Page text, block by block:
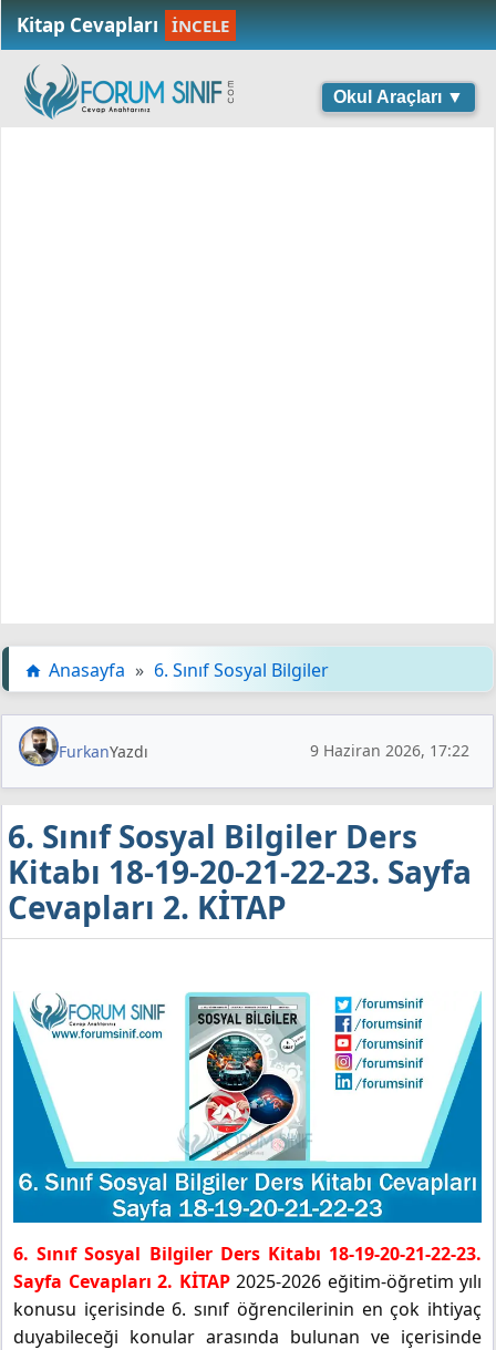
Kitap Cevapları İNCELE
Okul Araçları ▼
Anasayfa » 6. Sınıf Sosyal Bilgiler
FurkanYazdı 9 Haziran 2026, 17:22
6. Sınıf Sosyal Bilgiler Ders
Kitabı 18-19-20-21-22-23. Sayfa
Cevapları 2. KİTAP
6. Sınıf Sosyal Bilgiler Ders Kitabı 18-19-20-21-22-23.
Sayfa Cevapları 2. KİTAP2025-2026 eğitim-öğretim yılı
konusu içerisinde 6. sınıf öğrencilerinin en çok ihtiyaç
duyabileceği konular arasında bulunan ve içerisinde